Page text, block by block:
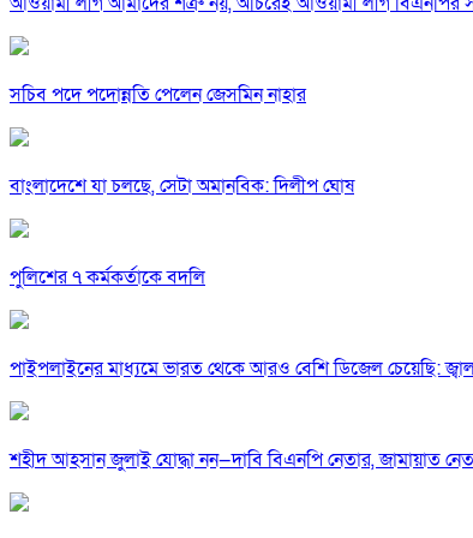
সচিব পদে পদোন্নতি পেলেন জেসমিন নাহার
বাংলাদেশে যা চলছে, সেটা অমানবিক: দিলীপ ঘোষ
পুলিশের ৭ কর্মকর্তাকে বদলি
পাইপলাইনের মাধ্যমে ভারত থেকে আরও বেশি ডিজেল চেয়েছি:
শহীদ আহসান জুলাই যোদ্ধা নন—দাবি বিএনপি নেতার, জামায়াত